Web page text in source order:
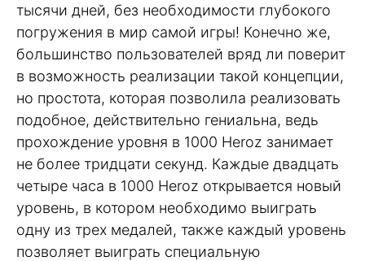
тысячи дней, без необходимости глубокого
погружения в мир самой игры! Конечно же,
большинство пользователей вряд ли поверит
в возможность реализации такой концепции,
но простота, которая позволила реализовать
подобное, действительно гениальна, ведь
прохождение уровня в 1000 Heroz занимает
не более тридцати секунд. Каждые двадцать
четыре часа в 1000 Heroz открывается новый
уровень, в котором необходимо выиграть
одну из трех медалей, также каждый уровень
позволяет выиграть специальную